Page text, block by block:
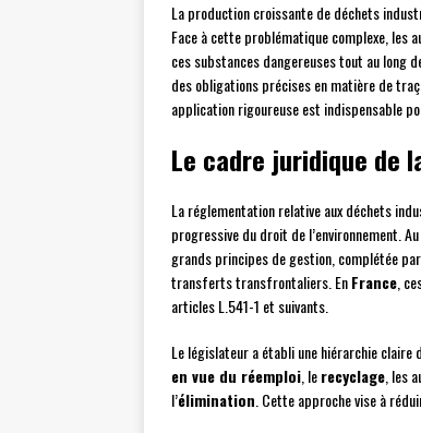
La production croissante de déchets
Face à cette problématique complexe,
ces substances dangereuses tout au long
des obligations précises en matière de
application rigoureuse est indispensable
Le cadre juridique de
La réglementation relative aux déchets
progressive du droit de l’environnement.
grands principes de gestion, complétée
transferts transfrontaliers. EnFrance ,
articles L.541-1 et suivants.
Le législateur a établi une hiérarchie
en vue du réemploi , lerecyclage , les
l’élimination . Cette approche vise à